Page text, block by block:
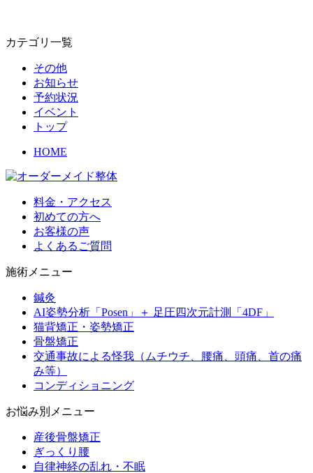
カテゴリ一覧
その他
お知らせ
予約状況
イベント
トップ
HOME
料金・アクセス
初めての方へ
お客様の声
よくあるご質問
施術メニュー
鍼灸
AI姿勢分析「Posen」＋ 足圧四次元計測「4DF」
猫背矯正・姿勢矯正
骨盤矯正
交通事故による怪我（ムチウチ、腰痛、頭痛、首の痛
み等）
コンディショニング
お悩み別メニュー
産後骨盤矯正
ぎっくり腰
自律神経の乱れ・不眠